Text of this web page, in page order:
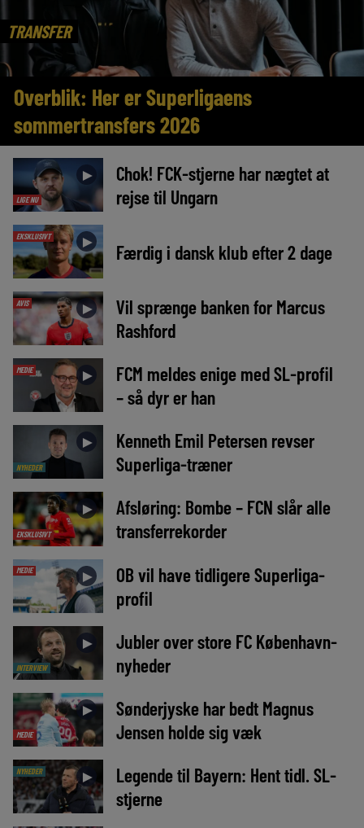
TRANSFER
Overblik: Her er Superligaens
sommertransfers 2026
LIGE NU
►
Chok! FCK-stjerne har nægtet at
rejse til Ungarn
EKSKLUSIVT ► Færdig i dansk klub efter 2 dage
AVIS ►
Vil sprænge banken for Marcus
Rashford
MEDIE ►
FCM meldes enige med SL-profil
– så dyr er han
NYHEDER
►
Kenneth Emil Petersen revser
Superliga-træner
EKSKLUSIVT
►
Afsløring: Bombe – FCN slår alle
transferrekorder
MEDIE ►
OB vil have tidligere Superliga-
profil
INTERVIEW
►
Jubler over store FC København-
nyheder
MEDIE
►
Sønderjyske har bedt Magnus
Jensen holde sig væk
NYHEDER ►
Legende til Bayern: Hent tidl. SL-
stjerne